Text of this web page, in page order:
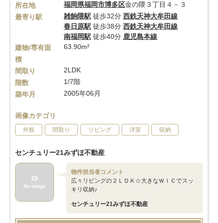
所在地
福岡県福岡市博多区金の隈３丁目４－３
最寄り駅
雑餉隈駅 徒歩32分 西鉄天神大牟田線
春日原駅 徒歩38分 西鉄天神大牟田線
南福岡駅 徒歩40分 鹿児島本線
建物/専有面
積
63.90m²
間取り
2LDK
階数
1/7階
築年月
2005年06月
画像カテゴリ
外観 間取り リビング 洋室 収納
センチュリー21みずほ不動産
物件担当者コメント
広々リビングの２ＬＤＫ☆大きなＷＩＣでスッ
キリ収納♪
センチュリー21みずほ不動産